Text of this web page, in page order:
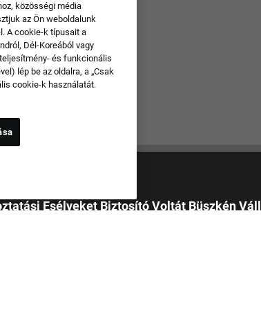
Esélyeket Biztosító Voltát Büszkén
közösségi média
az Ön weboldalunk
A cookie-k típusait a
Dél-Koreából vagy
és funkcionális
lép be az oldalra, a „Csak
cookie-k használatát.